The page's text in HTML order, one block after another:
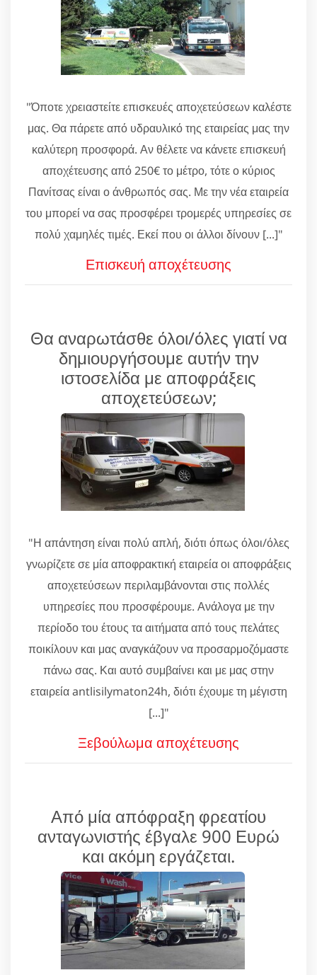
"Όποτε χρειαστείτε επισκευές αποχετεύσεων καλέστε
μας. Θα πάρετε από υδραυλικό της εταιρείας μας την
καλύτερη προσφορά. Αν θέλετε να κάνετε επισκευή
αποχέτευσης από 250€ το μέτρο, τότε ο κύριος
Πανίτσας είναι ο άνθρωπός σας. Με την νέα εταιρεία
του μπορεί να σας προσφέρει τρομερές υπηρεσίες σε
πολύ χαμηλές τιμές. Εκεί που οι άλλοι δίνουν [...]"
Επισκευή αποχέτευσης
Θα αναρωτάσθε όλοι/όλες γιατί να
δημιουργήσουμε αυτήν την
ιστοσελίδα με αποφράξεις
αποχετεύσεων;
"Η απάντηση είναι πολύ απλή, διότι όπως όλοι/όλες
γνωρίζετε σε μία αποφρακτική εταιρεία οι αποφράξεις
αποχετεύσεων περιλαμβάνονται στις πολλές
υπηρεσίες που προσφέρουμε. Ανάλογα με την
περίοδο του έτους τα αιτήματα από τους πελάτες
ποικίλουν και μας αναγκάζουν να προσαρμοζόμαστε
πάνω σας. Και αυτό συμβαίνει και με μας στην
εταιρεία antlisilymaton24h, διότι έχουμε τη μέγιστη
[...]"
Ξεβούλωμα αποχέτευσης
Από μία απόφραξη φρεατίου
ανταγωνιστής έβγαλε 900 Ευρώ
και ακόμη εργάζεται.